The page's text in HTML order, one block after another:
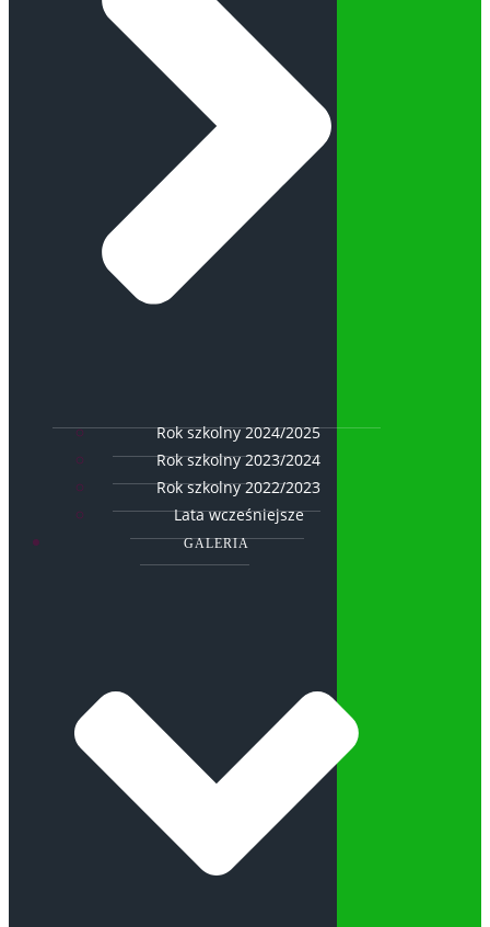
Rok szkolny 2024/2025
Rok szkolny 2023/2024
Rok szkolny 2022/2023
Lata wcześniejsze
GALERIA